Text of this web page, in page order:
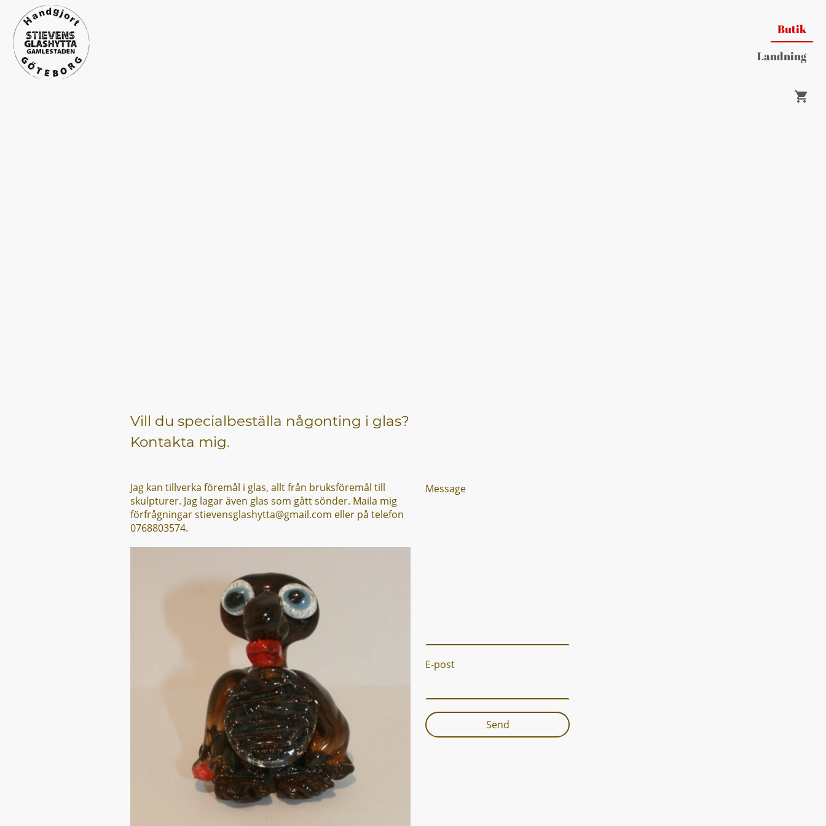
Butik
Landning
Vill du specialbeställa någonting i glas?
Kontakta mig.
Jag kan tillverka föremål i glas, allt från bruksföremål till
skulpturer. Jag lagar även glas som gått sönder. Maila mig
förfrågningar stievensglashytta@gmail.com eller på telefon
0768803574.
Message
E-post
Send